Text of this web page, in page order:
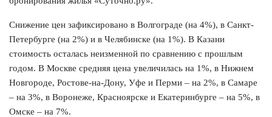
Снижение цен зафиксировано в Волгограде (на 4%), в Санкт-
Петербурге (на 2%) и в Челябинске (на 1%). В Казани
стоимость осталась неизменной по сравнению с прошлым
годом. В Москве средняя цена увеличилась на 1%, в Нижнем
Новгороде, Ростове-на-Дону, Уфе и Перми – на 2%, в Самаре
– на 3%, в Воронеже, Красноярске и Екатеринбурге – на 5%, в
Омске – на 7%.